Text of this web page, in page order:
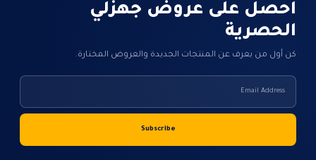
احصل على عروض جهزلي
الحصرية
كن أول من يعرف عن المنتجات الجديدة والعروض المختارة.